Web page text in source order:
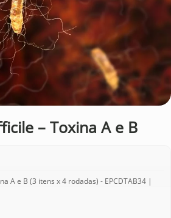
– Toxina A e B
A e B (3 itens x 4 rodadas) - EPCDTAB34 |